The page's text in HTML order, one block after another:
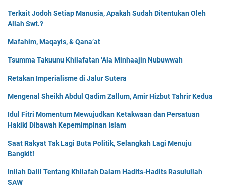
Terkait Jodoh Setiap Manusia, Apakah Sudah Ditentukan Oleh
Allah Swt.?
Mafahim, Maqayis, & Qana’at
Tsumma Takuunu Khilafatan ‘Ala Minhaajin Nubuwwah
Retakan Imperialisme di Jalur Sutera
Mengenal Sheikh Abdul Qadim Zallum, Amir Hizbut Tahrir Kedua
Idul Fitri Momentum Mewujudkan Ketakwaan dan Persatuan
Hakiki Dibawah Kepemimpinan Islam
Saat Rakyat Tak Lagi Buta Politik, Selangkah Lagi Menuju
Bangkit!
Inilah Dalil Tentang Khilafah Dalam Hadits-Hadits Rasulullah
SAW